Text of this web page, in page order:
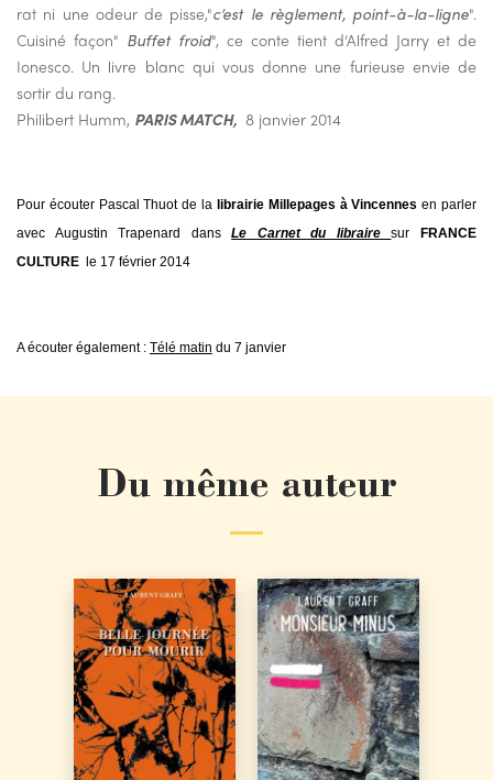
rat ni une odeur de pisse,"c’est le règlement, point-à-la-ligne".
Cuisiné façon" Buffet froid", ce conte tient d’Alfred Jarry et de
Ionesco. Un livre blanc qui vous donne une furieuse envie de
sortir du rang.
Philibert Humm, PARIS MATCH, 8 janvier 2014
Pour écouter Pascal Thuot de la librairie Millepages à Vincennes en parler
avec Augustin Trapenard dansLe Carnet du librairesur
FRANCE
CULTURE le 17 février 2014
A écouter également : Télé matin du 7 janvier
Du même auteur